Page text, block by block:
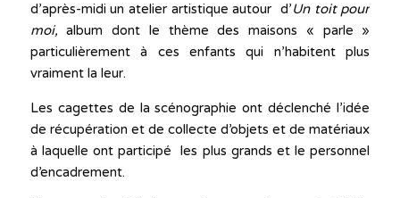
d’après-midi un atelier artistique autour d’Un toit pour
moi, album dont le thème des maisons « parle »
particulièrement à ces enfants qui n’habitent plus
vraiment la leur.
Les cagettes de la scénographie ont déclenché l’idée
de récupération et de collecte d’objets et de matériaux
à laquelle ont participé les plus grands et le personnel
d’encadrement.